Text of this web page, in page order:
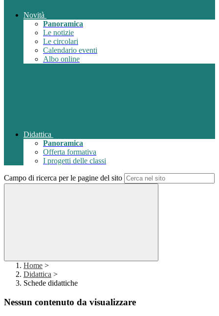
Novità
Panoramica
Le notizie
Le circolari
Calendario eventi
Albo online
Didattica
Panoramica
Offerta formativa
I progetti delle classi
Campo di ricerca per le pagine del sito
Home >
Didattica >
Schede didattiche
Nessun contenuto da visualizzare